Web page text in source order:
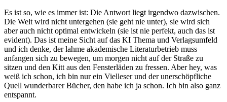
Es ist so, wie es immer ist: Die Antwort liegt irgendwo dazwischen.
Die Welt wird nicht untergehen (sie geht nie unter), sie wird sich
aber auch nicht optimal entwickeln (sie ist nie perfekt, auch das ist
evident). Das ist meine Sicht auf das KI Thema und Verlagsumfeld
und ich denke, der lahme akademische Literaturbetrieb muss
anfangen sich zu bewegen, um morgen nicht auf der Straße zu
sitzen und den Kitt aus den Fensterläden zu fressen. Aber hey, was
weiß ich schon, ich bin nur ein Vielleser und der unerschöpfliche
Quell wunderbarer Bücher, den habe ich ja schon. Ich bin also ganz
entspannt.